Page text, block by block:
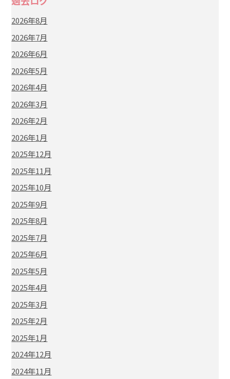
2026年8月
2026年7月
2026年6月
2026年5月
2026年4月
2026年3月
2026年2月
2026年1月
2025年12月
2025年11月
2025年10月
2025年9月
2025年8月
2025年7月
2025年6月
2025年5月
2025年4月
2025年3月
2025年2月
2025年1月
2024年12月
2024年11月